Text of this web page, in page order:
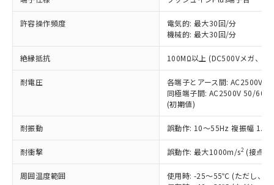
許容操作頻度
電気的: 最大30回/分
機械的: 最大30回/分
絶縁抵抗 100MΩ以上 (DC500Vメガ、点
耐電圧
各端子とアース間: AC2500V
同極端子間: AC2500V 50/
(初期値)
耐振動 誤動作: 10～55Hz 複振幅
耐衝撃 誤動作: 最大1000m/s2 (接点
周囲温度範囲
使用時: -25～55℃ (ただし、氷
在庫状況および標準価格照会結果は、
記載している更新日時点での社内デー
タに基づき作成されるものであり、閲
覧された時点での実際の在庫および標
準価格とは異なる場合があることをご
正式な納期状況および標準価格はお客
様のお取引先、またはお客様担当のオ
ムロン制御機器販売店・当社販売員に
オムロン制御機器販売店や当社販売拠
販売ネットワーク
」をご確認
在庫状況および標準価格結果を当社の
*EU RoHS指令（10物質）：
鉛(Pb) 1000ppm以下、 水銀(Hg) 1000ppm以下、 カド
六価クロム(Cr(Ⅵ)) 1000ppm以下、ポリ臭化ビフェニル
類(PBB) 1000ppm以下、ポリ臭化ジフェニルエーテル類
(PBDE) 1000ppm以下、フタル酸ビス(2-エチルヘキシ
ル) (DEHP)(別名：DOP) 1000ppm以下、フタル酸ブチ
ルベンジル（BBP） 1000ppm以下、フタル酸ジブチル
（DBP） 1000ppm以下、フタル酸ジイソブチル
但し、RoHS指令で産業用監視および制御機器に対する
フタル酸エステル類の４物質については閾値を超える意
図的な使用がないことを確認しています。
※2 対応予定月
*中国RoHS10物質の基準値 (GB/T26572)：
Cr(Ⅵ)(六価クロム) : 1000ppm、 PBBs(ポリ臭化ビフェ
ニル類) : 1000ppm、 PBDEs(ポリ臭化ジフェニルエーテ
DBP(フタル酸ジブチル) : 1000ppm、 DIBP(フタル酸ジ
イソブチル) : 1000ppm、 BBP(フタル酸ブチルベンジ
DEHP(フタル酸ビス(2-エチルヘキシル)) : 1000ppm
「ｅ」：有害物質（10物質）のすべてが基
（以下｢規制貨物等」という）を輸出
または国外への提供する場合は、日本
国政府の輸出許可(または役務取引許
可)を取得するなどの必要な手続きを
当社は規制貨物を破棄する場合は、完
全に破砕するなど、違法に輸出されな
いよう必要な手段を講じます。
当社は貴社製品を、核兵器、ミサイ
ル、化学兵器、生物兵器またはその他
武器並びにこれらの製造装置等に一切
当社は、貴社製品を第三者に販売する
場合は、上記1、2および3の内容を当
記
一定数以上の在庫あり
一定数には満たないが在庫あり
在庫なし(最新の在庫状況につ
いては、お客様のお取引先、ま
たはお客様担当のオムロン制御
機器販売店・当社販売員にご確